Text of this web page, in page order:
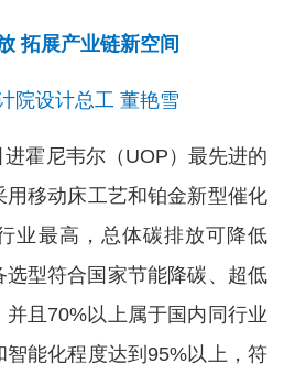
拓展产业链新空间
院设计总工 董艳雪
霍尼韦尔（UOP）最先进的
移动床工艺和铂金新型催化
业最高，总体碳排放可降低
型符合国家节能降碳、超低
且70%以上属于国内同行业
能化程度达到95%以上，符